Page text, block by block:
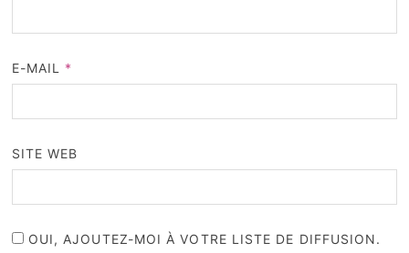
E-MAIL *
SITE WEB
OUI, AJOUTEZ-MOI À VOTRE LISTE DE DIFFUSION.